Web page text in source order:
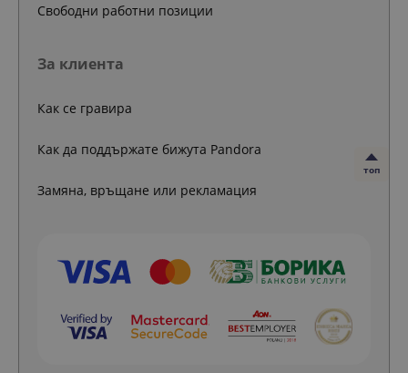
топ
Свободни работни позиции
За клиента
Как се гравира
Как да поддържате бижута Pandora
Замяна, връщане или рекламация